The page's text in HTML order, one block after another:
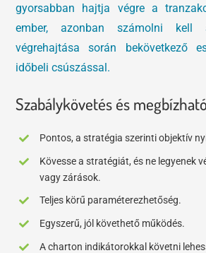
gyorsabban hajtja végre a
ember, azonban számolni kell
végrehajtása során bekövetkező
időbeli csúszással.
Szabálykövetés és
Pontos, a stratégia szerinti objektív
Kövesse a stratégiát, és ne legyenek
vagy zárások.
Teljes körű paraméterezhetőség.
Egyszerű, jól követhető működés.
A charton indikátorokkal követni